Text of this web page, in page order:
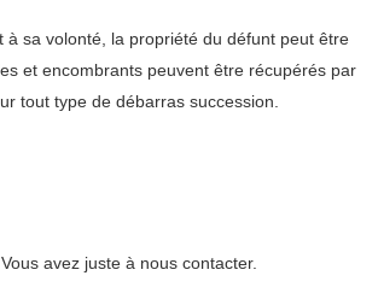
sa volonté, la propriété du défunt peut être
et encombrants peuvent être récupérés par
tout type de débarras succession.
avez juste à nous contacter.